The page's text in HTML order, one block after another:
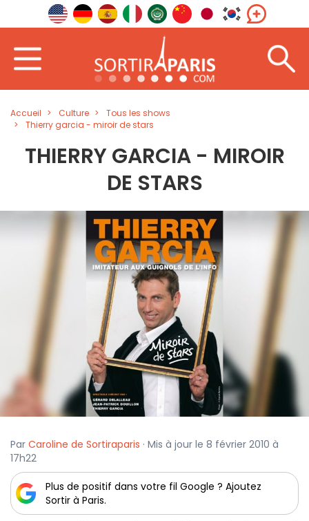
Accueil Culture
Tous les shows
Thierry garcia - miroir de stars
THIERRY GARCIA - MIROIR
DE STARS
Par Caroline de Sortiraparis · Mis à jour le 8 février 2010 à
17h22
Plus de positif dans votre fil Google ? Ajoutez
Sortir à Paris.